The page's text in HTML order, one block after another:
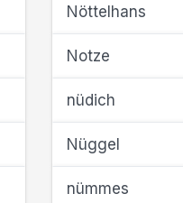
Nöttelhans
Notze
nüdich
Nüggel
nümmes